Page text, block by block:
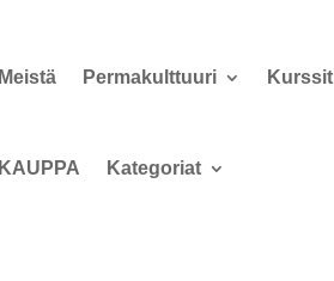
Meistä Permakulttuuri Kurssit
KAUPPA Kategoriat